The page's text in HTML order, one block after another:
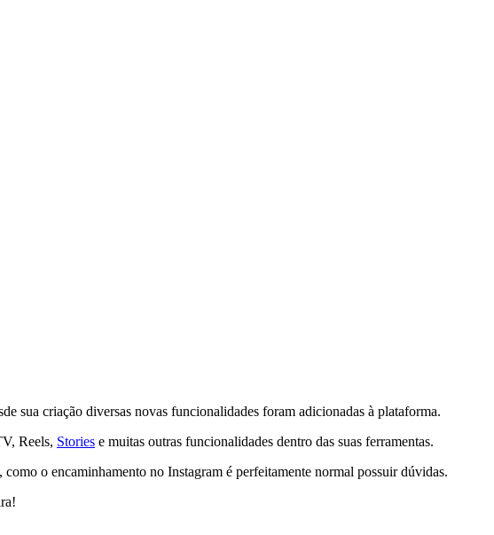
sua criação diversas novas funcionalidades foram adicionadas à plataforma.
Reels, Stories e muitas outras funcionalidades dentro das suas ferramentas.
o encaminhamento no Instagram é perfeitamente normal possuir dúvidas.